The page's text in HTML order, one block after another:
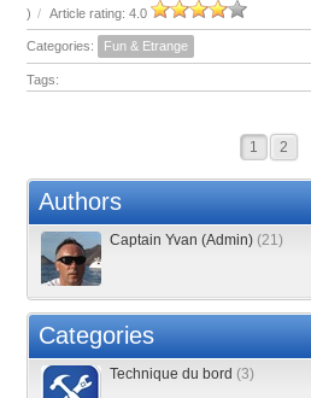
) / Article rating: 4.0
Categories: Fun & Etrange
Tags:
1 2
Authors
Captain Yvan (Admin) (21)
Categories
Technique du bord (3)